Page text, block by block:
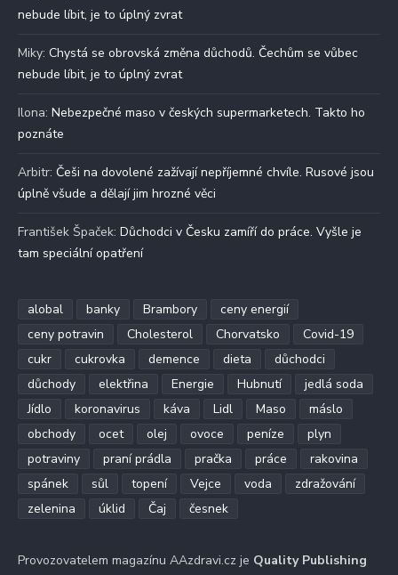
nebude líbit, je to úplný zvrat
Miky: Chystá se obrovská změna důchodů. Čechům se vůbec
nebude líbit, je to úplný zvrat
Ilona: Nebezpečné maso v českých supermarketech. Takto ho
poznáte
Arbitr: Češi na dovolené zažívají nepříjemné chvíle. Rusové jsou
úplně všude a dělají jim hrozné věci
František Špaček: Důchodci v Česku zamíří do práce. Vyšle je
tam speciální opatření
alobal banky Brambory
ceny energií
ceny potravin
Cholesterol Chorvatsko
Covid-19
cukr
cukrovka demence dieta
důchodci
důchody
elektřina Energie Hubnutí
jedlá soda
Jídlo
koronavirus káva Lidl Maso
máslo
obchody
ocet olej ovoce peníze
plyn
potraviny
praní prádla pračka práce
rakovina
spánek
sůl topení Vejce voda
zdražování
zelenina
úklid Čaj česnek
Provozovatelem magazínu AAzdravi.cz je Quality Publishing